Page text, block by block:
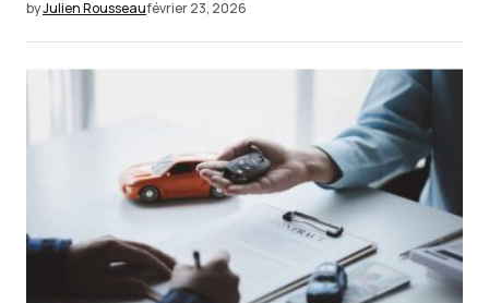
byJulien Rousseaufévrier 23, 2026